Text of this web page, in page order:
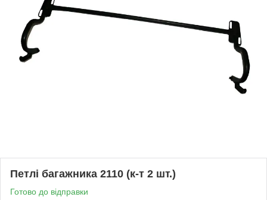
Петлі багажника 2110 (к-т 2 шт.)
Готово до відправки